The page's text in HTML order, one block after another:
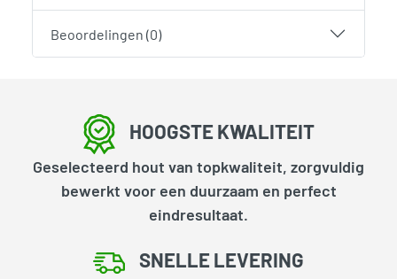
Beoordelingen (0)
HOOGSTE KWALITEIT
Geselecteerd hout van topkwaliteit, zorgvuldig
bewerkt voor een duurzaam en perfect
eindresultaat.
SNELLE LEVERING